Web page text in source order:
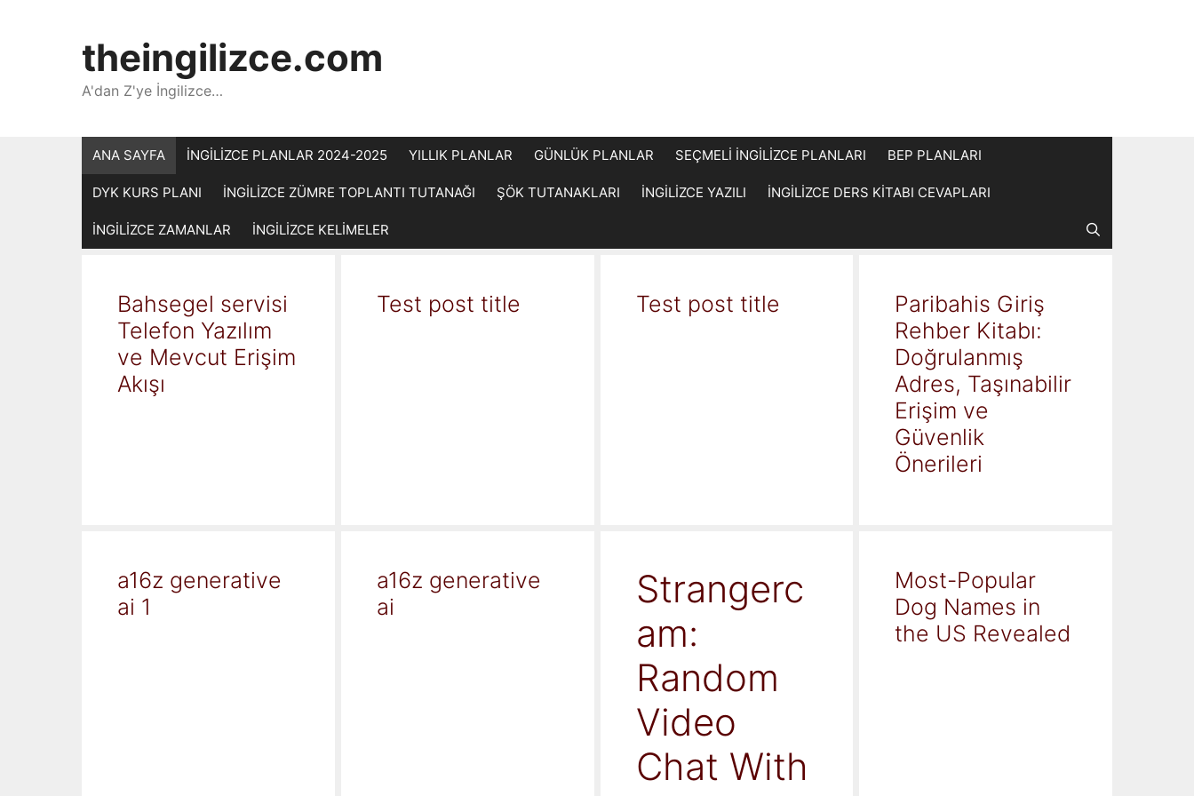
theingilizce.com
A'dan Z'ye İngilizce…
ANA SAYFA İNGİLİZCE PLANLAR 2024-2025 YILLIK PLANLAR GÜNLÜK PLANLAR SEÇMELİ İNGİLİZCE PLANLARI BEP PLANLARI
DYK KURS PLANI İNGİLİZCE ZÜMRE TOPLANTI TUTANAĞI ŞÖK TUTANAKLARI İNGİLİZCE YAZILI İNGİLİZCE DERS KİTABI CEVAPLARI
İNGİLİZCE ZAMANLAR İNGİLİZCE KELİMELER
Bahsegel servisi
Telefon Yazılım
ve Mevcut Erişim
Akışı
Test post title Test post title
Paribahis Giriş
Rehber Kitabı:
Doğrulanmış
Adres, Taşınabilir
Erişim ve
Güvenlik
Önerileri
a16z generative
ai 1
a16z generative
ai
Strangerc
am:
Random
Video
Chat With
Most-Popular
Dog Names in
the US Revealed